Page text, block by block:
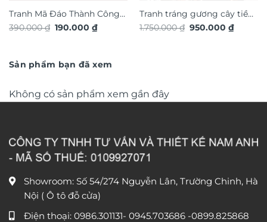
Tranh Mã Đáo Thành Công
TG4926S
390.000₫ Giá
190.000₫Giá
Tranh tráng gương cây tiền
vàng phong thủy TG4913S
1.750.000₫ Giá
950.000₫Giá
Sản phẩm bạn đã xem
Không có sản phẩm xem gần đây
Showroom: Số 54/274 Nguyễn Lân, Trường Chinh, Hà
Nội ( Ô tô đỗ cửa)
Điện thoại: 0986.301131- 0945.703686 -0899.825868